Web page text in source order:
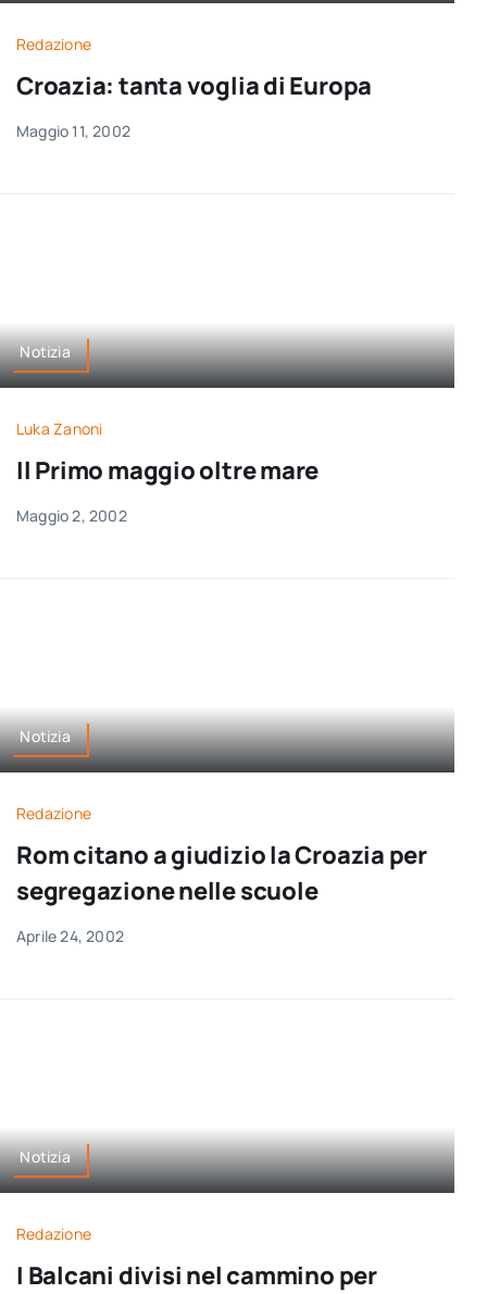
Newsletter
Ita
Redazione
Croazia: tanta voglia di Europa
Maggio 11, 2002
Notizia
Luka Zanoni
Il Primo maggio oltre mare
Maggio 2, 2002
Notizia
Redazione
Rom citano a giudizio la Croazia per
segregazione nelle scuole
Aprile 24, 2002
Notizia
Redazione
I Balcani divisi nel cammino per